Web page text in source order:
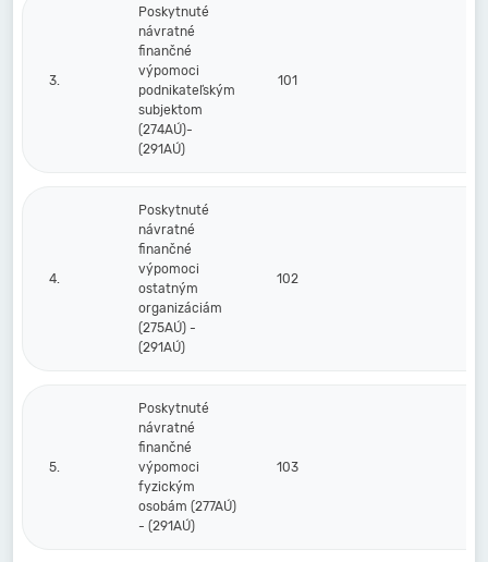
3.
Poskytnuté
návratné
finančné
výpomoci
podnikateľským
subjektom
(274AÚ)-
(291AÚ)
101
4.
Poskytnuté
návratné
finančné
výpomoci
ostatným
organizáciám
(275AÚ) -
(291AÚ)
102
5.
Poskytnuté
návratné
finančné
výpomoci
fyzickým
osobám (277AÚ)
- (291AÚ)
103